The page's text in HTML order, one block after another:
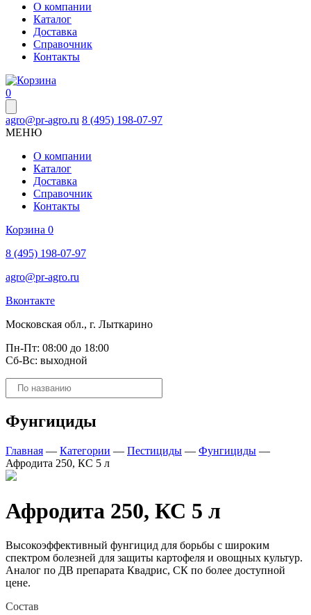
О компании
Каталог
Доставка
Справочник
Контакты
0
agro@pr-agro.ru 8 (495) 198-07-97
МЕНЮ
О компании
Каталог
Доставка
Справочник
Контакты
Корзина 0
8 (495) 198-07-97
agro@pr-agro.ru
Вконтакте
Московская обл., г. Лыткарино
Пн-Пт: 08:00 до 18:00
Сб-Вс: выходной
Поиск
товаров
Фунгициды
Главная — Категории — Пестициды — Фунгициды —
Афродита 250, КС 5 л
Афродита 250, КС 5 л
Высокоэффективный фунгицид для борьбы с широким
спектром болезней для защиты картофеля и овощных культур.
Аналог по ДВ препарата Квадрис, СК по более доступной
цене.
Состав